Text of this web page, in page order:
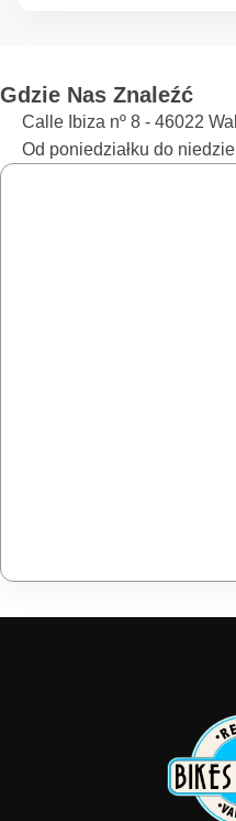
Gdzie Nas Znaleźć
Calle Ibiza nº 8 - 46022
Od poniedziałku do